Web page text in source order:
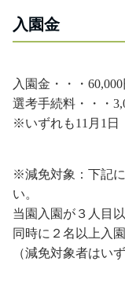
入園金
入園金・・・60,000
選考手続料・・・
※いずれも11月1日
※減免対象：下記
い。
当園入園が３人目
同時に２名以上入
（減免対象者はい